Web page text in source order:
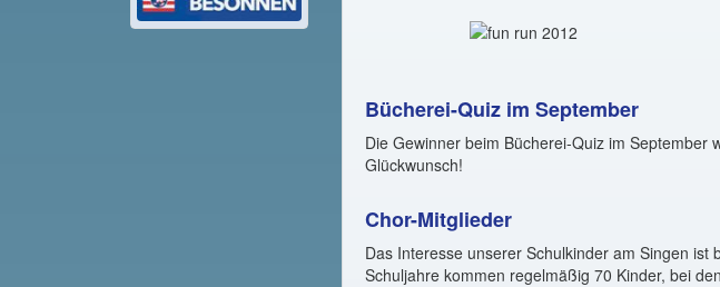
Bücherei-Quiz im September
Die Gewinner beim Bücherei-Quiz im September
Glückwunsch!
Chor-Mitglieder
Das Interesse unserer Schulkinder am Singen
Schuljahre kommen regelmäßig 70 Kinder, bei